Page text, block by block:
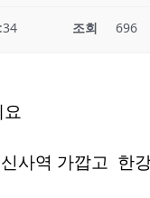
조회 696
사역 가깝고 한